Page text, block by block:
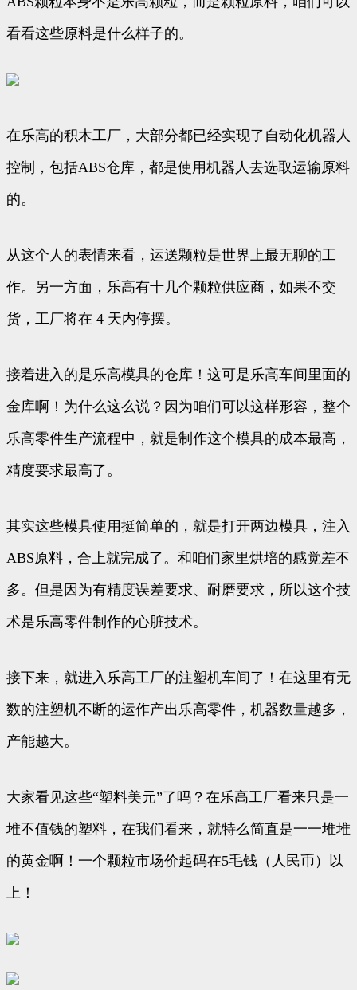
看看这些原料是什么样子的。
在乐高的积木工厂，大部分都已经实现了自动化机器人
控制，包括ABS仓库，都是使用机器人去选取运输原料
的。
从这个人的表情来看，运送颗粒是世界上最无聊的工
作。另一方面，乐高有十几个颗粒供应商，如果不交
货，工厂将在 4 天内停摆。
接着进入的是乐高模具的仓库！这可是乐高车间里面的
金库啊！为什么这么说？因为咱们可以这样形容，整个
乐高零件生产流程中，就是制作这个模具的成本最高，
精度要求最高了。
其实这些模具使用挺简单的，就是打开两边模具，注入
ABS原料，合上就完成了。和咱们家里烘培的感觉差不
多。但是因为有精度误差要求、耐磨要求，所以这个技
术是乐高零件制作的心脏技术。
接下来，就进入乐高工厂的注塑机车间了！在这里有无
数的注塑机不断的运作产出乐高零件，机器数量越多，
产能越大。
大家看见这些“塑料美元”了吗？在乐高工厂看来只是一
堆不值钱的塑料，在我们看来，就特么简直是一一堆堆
的黄金啊！一个颗粒市场价起码在5毛钱（人民币）以
上！